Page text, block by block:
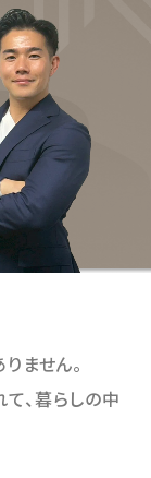
ません。
、暮らしの中
でさがす